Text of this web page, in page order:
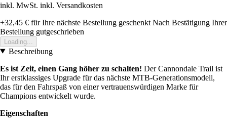
inkl. MwSt. inkl. Versandkosten
+32,45 € für Ihre nächste Bestellung geschenkt Nach Bestätigung Ihrer
Bestellung gutgeschrieben
Loading...
Beschreibung
Es ist Zeit, einen Gang höher zu schalten! Der Cannondale Trail ist
Ihr erstklassiges Upgrade für das nächste MTB-Generationsmodell,
das für den Fahrspaß von einer vertrauenswürdigen Marke für
Champions entwickelt wurde.
Eigenschaften